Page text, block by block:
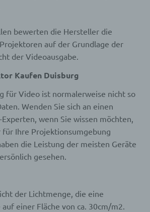
bewerten die Hersteller die
auf der Grundlage der
der Videoausgabe.
Kaufen Duisburg
für Video ist normalerweise nicht so
Wenden Sie sich an einen
wenn Sie wissen möchten,
Ihre Projektionsumgebung
die Leistung der meisten Geräte
gesehen.
der Lichtmenge, die eine
einer Fläche von ca. 30cm/m2.